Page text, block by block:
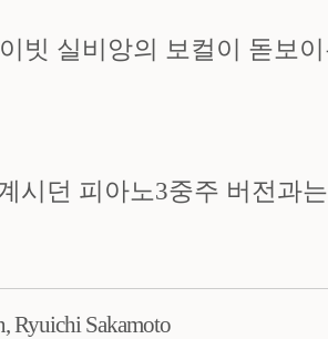
빗 실비앙의 보컬이 돋보
시던 피아노3중주 버전과
,Ryuichi Sakamoto